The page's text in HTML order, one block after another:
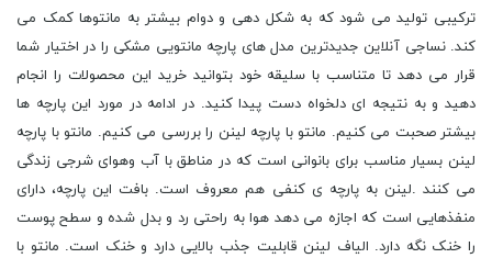
ترکیبی تولید می شود که به شکل دهی و دوام بیشتر به مانتوها کمک می
کند. نساجی آنلاین جدیدترین مدل های پارچه مانتویی مشکی را در اختیار شما
قرار می دهد تا متناسب با سلیقه خود بتوانید خرید این محصولات را انجام
دهید و به نتیجه ای دلخواه دست پیدا کنید. در ادامه در مورد این پارچه ها
بیشتر صحبت می کنیم. مانتو با پارچه لینن را بررسی می کنیم. مانتو با پارچه
لینن بسیار مناسب برای بانوانی است که در مناطق با آب وهوای شرجی زندگی
می کنند .لینن به پارچه ی کنفی هم معروف است. بافت این پارچه، دارای
منفذهایی است که اجازه می دهد هوا به راحتی رد و بدل شده و سطح پوست
را خنک نگه دارد. الیاف لینن قابلیت جذب بالایی دارد و خنک است. مانتو با